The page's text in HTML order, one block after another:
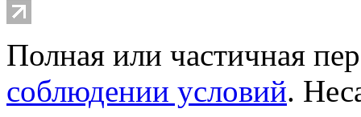
Полная или частичная
соблюдении условий.